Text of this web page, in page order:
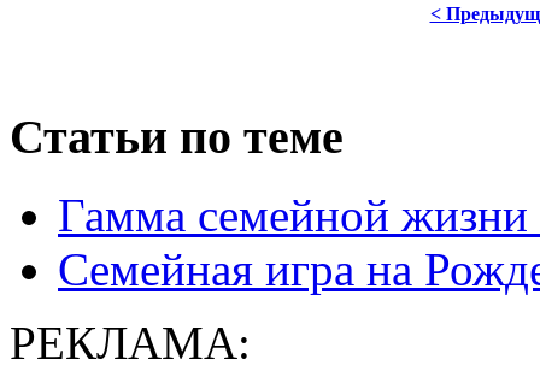
<
Статьи по теме
Гамма семейной жизни
Семейная игра на
РЕКЛАМА: